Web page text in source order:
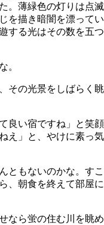
。薄緑色の灯りは点滅
を描き暗闇を漂ってい
する光はその数を五つ
。
その光景をしばらく眺
良い宿ですね」と笑顔
え」と、やけに素っ気
ともないのかな。すこ
、朝食を終えて部屋に
なら蛍の住む川を眺め